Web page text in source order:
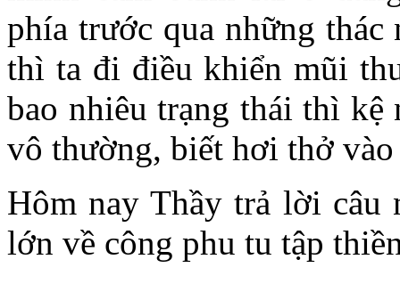
phía trước qua những thác
thì ta đi điều khiển mũi
bao nhiêu trạng thái thì kệ
vô thường, biết hơi thở
Hôm nay Thầy trả lời câu
lớn về công phu tu tập